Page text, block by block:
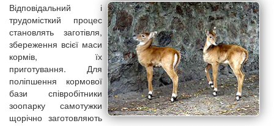
Відповідальний і
трудомісткий процес
становлять заготівля,
збереження всієї маси
кормів, їх
приготування. Для
поліпшення кормової
бази співробітники
зоопарку самотужки
щорічно заготовляють